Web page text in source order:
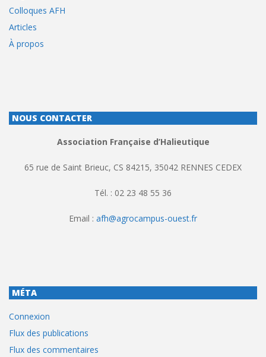
Colloques AFH
Articles
À propos
NOUS CONTACTER
Association Française d’Halieutique
65 rue de Saint Brieuc, CS 84215, 35042 RENNES CEDEX
Tél. : 02 23 48 55 36
Email : afh@agrocampus-ouest.fr
MÉTA
Connexion
Flux des publications
Flux des commentaires